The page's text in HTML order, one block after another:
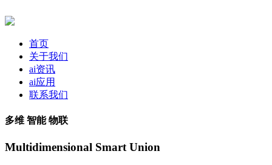
首页
关于我们
ai资讯
ai应用
联系我们
多维 智能 物联
Multidimensional Smart Union